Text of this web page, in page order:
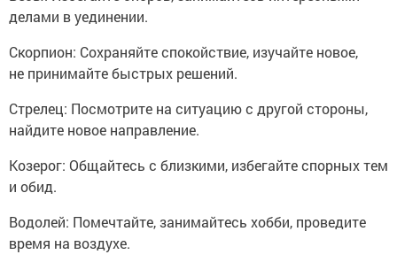
делами в уединении.
Скорпион: Сохраняйте спокойствие, изучайте новое,
не принимайте быстрых решений.
Стрелец: Посмотрите на ситуацию с другой стороны,
найдите новое направление.
Козерог: Общайтесь с близкими, избегайте спорных тем
и обид.
Водолей: Помечтайте, занимайтесь хобби, проведите
время на воздухе.